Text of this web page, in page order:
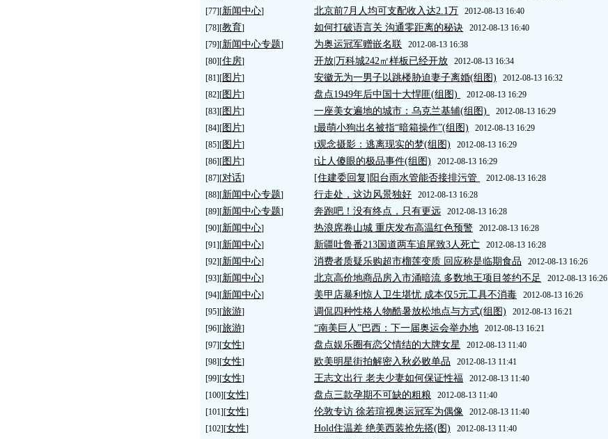
[77][新闻中心] 北京前7月人均可支配收入达2.1万 2012-08-13 16:40
[78][教育] 如何打破语言关 沟通零距离的秘诀 2012-08-13 16:40
[79][新闻中心专题] 为奥运冠军赠嵌名联 2012-08-13 16:38
[80][住房] 开放|万科城242㎡样板已经开放 2012-08-13 16:34
[81][图片] 安徽无为一男子以跳楼胁迫妻子离婚(组图) 2012-08-13 16:32
[82][图片] 盘点1949年后中国十大悍匪(组图)
2012-08-13 16:29
[83][图片] 一座美女遍地的城市：乌克兰基辅(组图)
2012-08-13 16:29
[84][图片] t最萌小狗出名被指“暗箱操作”(组图) 2012-08-13 16:29
[85][图片] t观念摄影：逃离现实的梦(组图) 2012-08-13 16:29
[86][图片] t让人傻眼的极品事件(组图) 2012-08-13 16:29
[87][对话] [住建委回复]阳台雨水管能否接排污管
2012-08-13 16:28
[88][新闻中心专题] 行走处，这边风景独好 2012-08-13 16:28
[89][新闻中心专题] 奔跑吧！没有终点，只有更远 2012-08-13 16:28
[90][新闻中心] 热浪席卷山城 重庆发布高温红色预警 2012-08-13 16:28
[91][新闻中心] 新疆吐鲁番213国道两车追尾致3人死亡 2012-08-13 16:28
[92][新闻中心] 消费者质疑乐购超市榴莲变质 回应称是临期食品 2012-08-13 16:26
[93][新闻中心] 北京高价地商品房入市涌暗流 多数地王项目签约不足
2012-08-13 16:26
[94][新闻中心] 美甲店暴利惊人卫生堪忧 成本仅5元工具不消毒 2012-08-13 16:26
[95][旅游] 调侃四种性格人物酷暑放松地点与方式(组图) 2012-08-13 16:21
[96][旅游] “南美巨人”巴西：下一届奥运会举办地 2012-08-13 16:21
[97][女性] 盘点娱乐圈有恋父情结的大牌女星 2012-08-13 11:40
[98][女性] 欧美明星街拍解密入秋必败单品 2012-08-13 11:41
[99][女性] 王志文出行 老夫少妻如何保证性福 2012-08-13 11:40
[100][女性] 盘点三款孕期不可缺的粗粮 2012-08-13 11:40
[101][女性] 伦敦专访 徐若瑄视奥运冠军为偶像 2012-08-13 11:40
[102][女性] Hold住温差 绝美西装抢先搭(图) 2012-08-13 11:40